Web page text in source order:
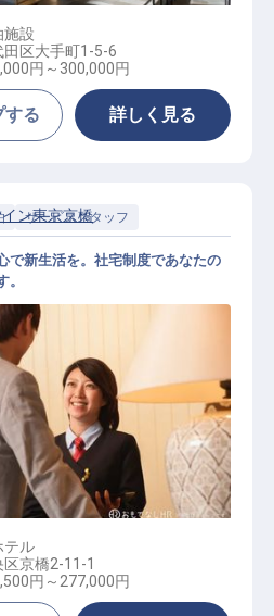
施設
田区大手町1-5-6
円～ 300,000円
する 詳しく見る
サービススタッフ
テル運営業務）
ン東京京橋
で新生活を。社宅制度であなたの
。
テル
京橋2-11-1
円～ 277,000円